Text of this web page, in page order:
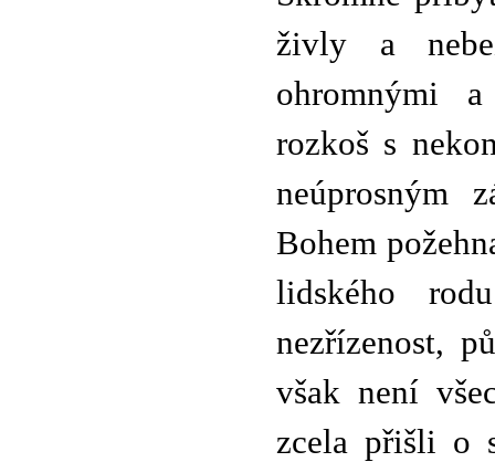
živly a
ohromnými
rozkoš s
neúprosným
Bohem
lidského
nezřízenost,
však není
zcela přišli o